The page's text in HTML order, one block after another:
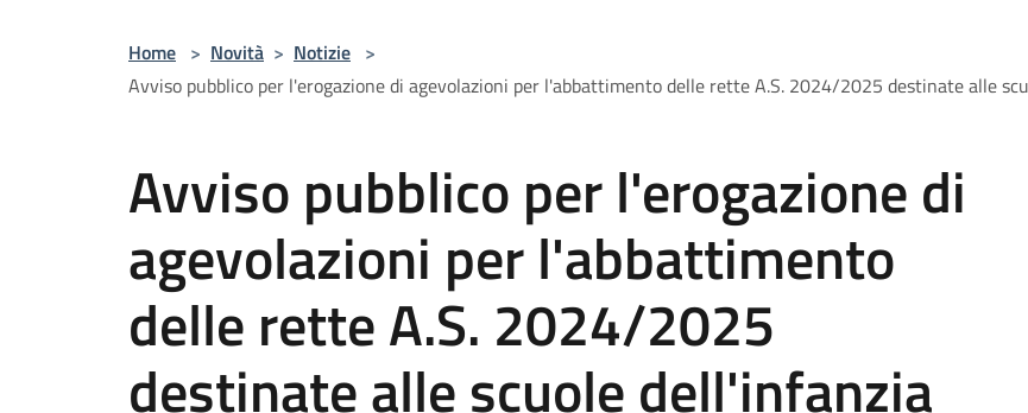
Home > Novità > Notizie >
Avviso pubblico per l'erogazione di agevolazioni per l'abbattimento delle rette A.S. 2024/2025 destinate alle
Avviso pubblico per l'erogazione di
agevolazioni per l'abbattimento
delle rette A.S. 2024/2025
destinate alle scuole dell'infanzia